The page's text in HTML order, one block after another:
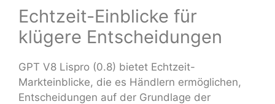
Echtzeit-Einblicke für
klügere Entscheidungen
GPT V8 Lispro (0.8) bietet Echtzeit-
Markteinblicke, die es Händlern ermöglichen,
Entscheidungen auf der Grundlage der